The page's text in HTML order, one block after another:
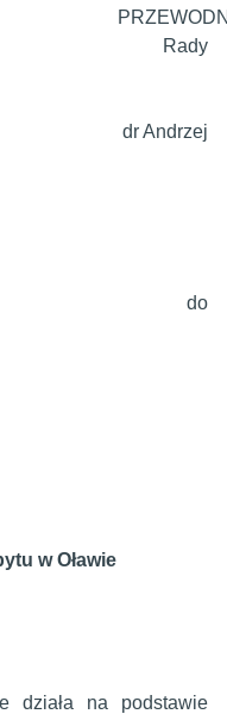
Rady
dr Andrzej
do
w Oławie
działa na podstawie